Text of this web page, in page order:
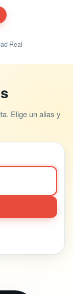
Real
Elige un alias y